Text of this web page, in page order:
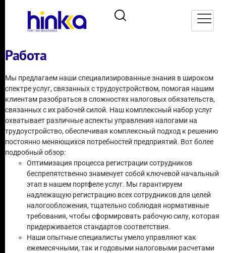
Работа
Мы предлагаем наши специализированные знания в широком
спектре услуг, связанных с трудоустройством, помогая нашим
клиентам разобраться в сложностях налоговых обязательств,
связанных с их рабочей силой. Наш комплексный набор услуг
охватывает различные аспекты управления налогами на
трудоустройство, обеспечивая комплексный подход к решению
постоянно меняющихся потребностей предприятий. Вот более
подробный обзор:
Оптимизация процесса регистрации сотрудников
беспрепятственно знаменует собой ключевой начальный
этап в нашем портфеле услуг. Мы гарантируем
надлежащую регистрацию всех сотрудников для целей
налогообложения, тщательно соблюдая нормативные
требования, чтобы сформировать рабочую силу, которая
придерживается стандартов соответствия.
Наши опытные специалисты умело управляют как
ежемесячными, так и годовыми налоговыми расчетами